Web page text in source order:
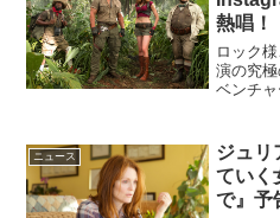
熱唱！
ロック
演の究
ベンチ
いる。
ム・ト
ニュース
ジュリ
ていく
で』予